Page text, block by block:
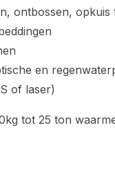
ontbossen, opkuis
en
of laser)
tot 25 ton